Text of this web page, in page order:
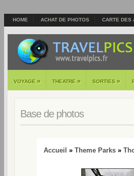
HOME ACHAT DE PHOTOS CARTE DES
VOYAGE » THEATRE » SORTIES »
Base de photos
Accueil » Theme Parks »